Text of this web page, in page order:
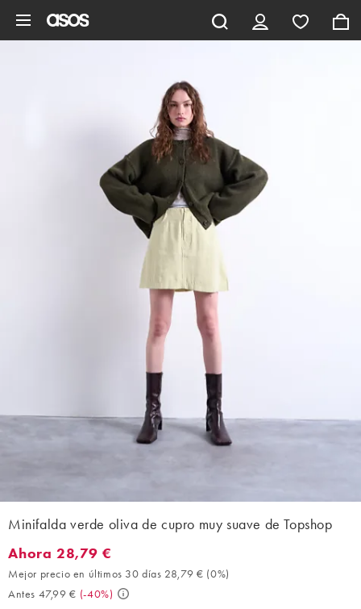
Minifalda verde oliva de cupro muy suave de Topshop
Ahora 28,79 €. Mejor precio en últimos 30 días 28,79 € (0%).
Ahora 28,79 €
Mejor precio en últimos 30 días 28,79 € (0%)
Antes 47,99 € (-40%)